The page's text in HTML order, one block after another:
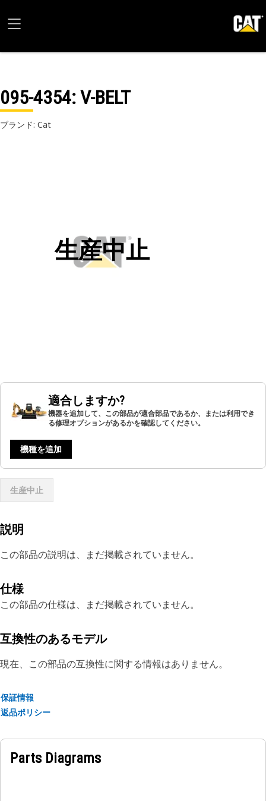
095-4354: V-BELT
ブランド: Cat
生産中止
適合しますか?
機器を追加して、この部品が適合部品であるか、または利用でき
る修理オプションがあるかを確認してください。
機種を追加
生産中止
説明
この部品の説明は、まだ掲載されていません。
仕様
この部品の仕様は、まだ掲載されていません。
互換性のあるモデル
現在、この部品の互換性に関する情報はありません。
保証情報
返品ポリシー
Parts Diagrams